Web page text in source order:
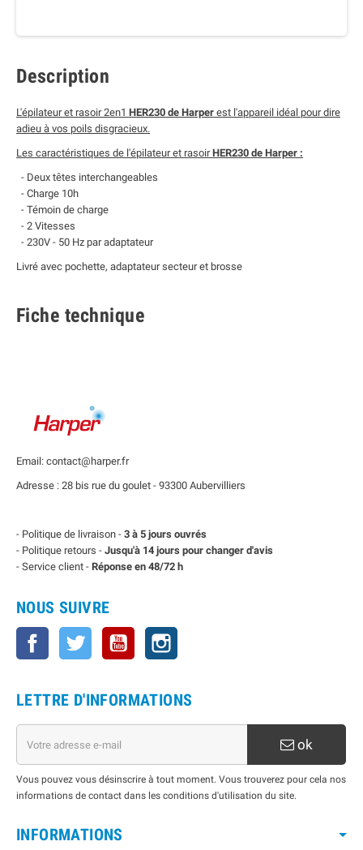
Description
L'épilateur et rasoir 2en1 HER230 de Harper est l'appareil idéal pour dire
adieu à vos poils disgracieux.
Les caractéristiques de l'épilateur et rasoirHER230 de Harper :
- Deux têtes interchangeables
- Charge 10h
- Témoin de charge
- 2 Vitesses
- 230V - 50 Hz par adaptateur
Livré avec pochette, adaptateur secteur et brosse
Fiche technique
Email: contact@harper.fr
Adresse : 28 bis rue du goulet - 93300 Aubervilliers
- Politique de livraison - 3 à 5 jours ouvrés
- Politique retours - Jusqu'à 14 jours pour changer d'avis
- Service client - Réponse en 48/72 h
NOUS SUIVRE
Facebook Twitter YouTube
LETTRE D'INFORMATIONS
ok
Vous pouvez vous désinscrire à tout moment. Vous trouverez pour cela nos
informations de contact dans les conditions d'utilisation du site.
INFORMATIONS